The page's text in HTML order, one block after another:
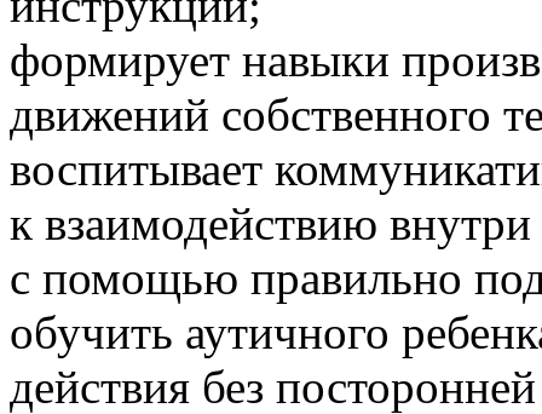
формирует навыки
движений собственного
воспитывает
к взаимодействию внутри
с помощью правильно
обучить аутичного
действия без